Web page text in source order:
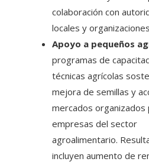
colaboración con
locales y
Apoyo a pequeños
programas de
técnicas agrícolas
mejora de semillas y
mercados organizados
empresas del sector
agroalimentario.
incluyen aumento de